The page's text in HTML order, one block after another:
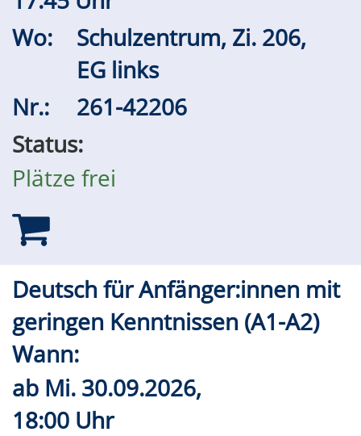
Wo:
Schulzentrum, Zi. 206,
EG links
Nr.:
261-42206
Status:
Plätze frei
Deutsch für Anfänger:innen mit
geringen Kenntnissen (A1-A2)
Wann:
ab Mi. 30.09.2026,
18:00 Uhr